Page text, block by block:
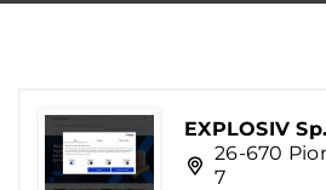
EXPLOSIV
26-670
7